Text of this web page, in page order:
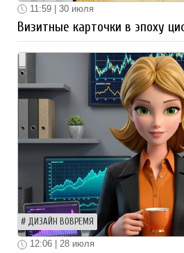
11:59 | 30 июля
Визитные карточки в эпоху
ДИЗАЙН ВОВРЕМЯ
12:06 | 28 июля